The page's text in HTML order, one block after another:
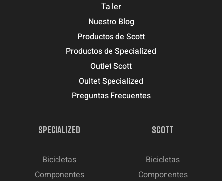
Taller
Nuestro Blog
Productos de Scott
Productos de Specialized
Outlet Scott
Oultet Specialized
Preguntas Frecuentes
SPECIALIZED
Bicicletas
Componentes
SCOTT
Bicicletas
Componentes